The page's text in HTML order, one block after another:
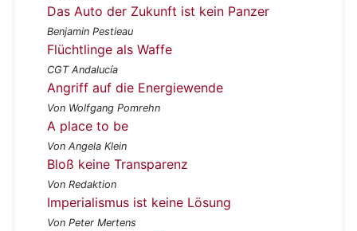
Das Auto der Zukunft ist kein Panzer
Benjamin Pestieau
Flüchtlinge als Waffe
CGT Andalucía
Angriff auf die Energiewende
Von Wolfgang Pomrehn
A place to be
Von Angela Klein
Bloß keine Transparenz
Von Redaktion
Imperialismus ist keine Lösung
Von Peter Mertens